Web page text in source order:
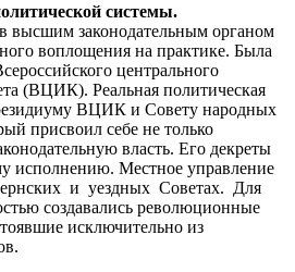
системы.
высшим законодательным органом
воплощения на практике. Была
центрального
(ВЦИК). Реальная политическая
ВЦИК и Совету народных
присвоил себе не только
власть. Его декреты
исполнению. Местное управление
и уездных Советах. Для
создавались революционные
исключительно из